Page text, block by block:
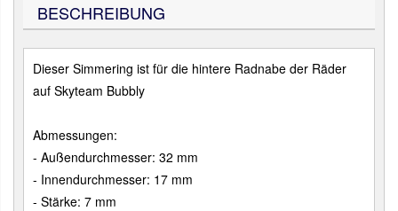
BESCHREIBUNG
Dieser Simmering ist für die hintere Radnabe der Räder
auf Skyteam Bubbly
Abmessungen:
- Außendurchmesser: 32 mm
- Innendurchmesser: 17 mm
- Stärke: 7 mm